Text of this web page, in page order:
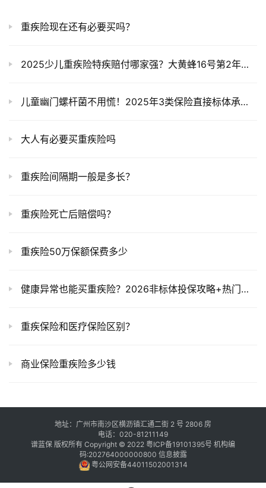
重疾险现在还有必要买吗？
2025少儿重疾险特疾赔付哪家强？大黄蜂16号第2年赔230%，小青龙7号直接120%
儿童幽门螺杆菌不用慌！2025年3类保险直接标体承保，宝妈宝爸投保指南
大人有必要买重疾险吗
重疾险间隔期一般是多长？
重疾险死亡后赔偿吗？
重疾险50万保额保费多少
健康异常也能买重疾险？2026非标体投保攻略+热门产品测评
重疾保险和医疗保险区别？
商业保险重疾险多少钱
地址：广州市南沙区横沥镇汇通二街 2 号 2806 房
电话：020-81211149
谱蓝保 版权所有 Copyright © 2022 粤ICP备19101395号 机构编
码:202764000000800 信息披露
粤公网安备44011502001314